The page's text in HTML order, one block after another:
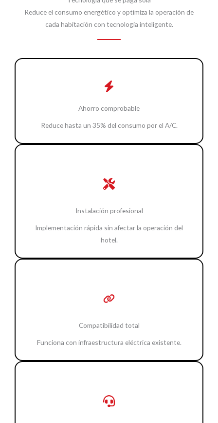
Reduce el consumo energético y optimiza la operación de
cada habitación con tecnología inteligente.
Ahorro comprobable
Reduce hasta un 35% del consumo por el A/C.
Instalación profesional
Implementación rápida sin afectar la operación del
hotel.
Compatibilidad total
Funciona con infraestructura eléctrica existente.